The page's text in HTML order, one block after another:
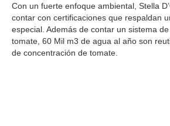
Con un fuerte enfoque ambiental, Stella
contar con certificaciones que respaldan
especial. Además de contar un sistema
tomate, 60 Mil m3 de agua al año son
de concentración de tomate.